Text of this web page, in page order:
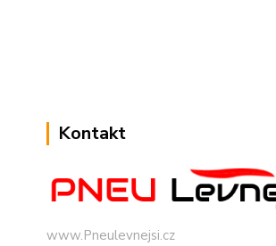
Kontakt
www.Pneulevnejsi.cz